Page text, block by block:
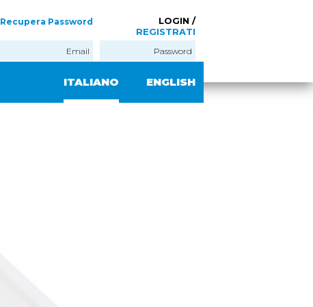
LOGIN /
REGISTRATI
Recupera Password
ENGLISH
ITALIANO